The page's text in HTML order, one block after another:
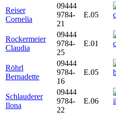
Reiser
Cornelia
09444
9784-
21
E.05
Rockermeier
Claudia
09444
9784-
25
E.01
Röhrl
Bernadette
09444
9784-
16
E.05
Schlauderer
Ilona
09444
9784-
22
E.06